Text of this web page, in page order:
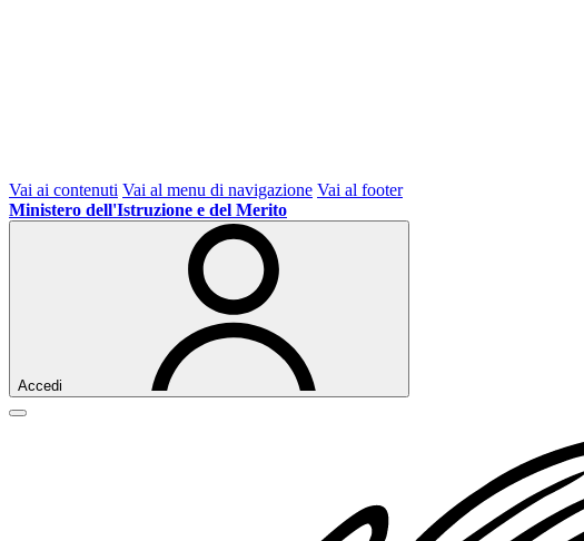
Vai ai contenuti Vai al menu di navigazione Vai al footer
Ministero dell'Istruzione e del Merito
Accedi